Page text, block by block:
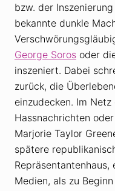
bzw. der
bekannte dunkle
George Soros oder
inszeniert. Dabei
zurück, die
einzudecken. Im
Hassnachrichten
Marjorie Taylor
spätere
Medien, als zu